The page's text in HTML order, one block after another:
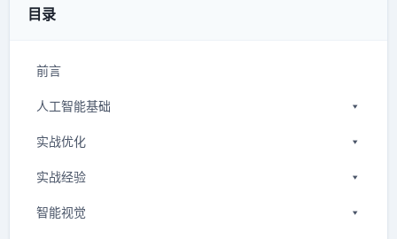
目录
前言
人工智能基础
实战优化
实战经验
智能视觉